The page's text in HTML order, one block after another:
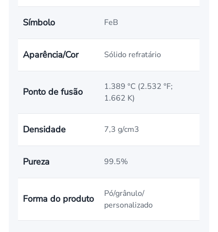
Símbolo FeB
Aparência/Cor Sólido refratário
Ponto de fusão
1.389 °C (2.532 °F;
1.662 K)
Densidade 7,3 g/cm3
Pureza 99.5%
Forma do produto
Pó/grânulo/
personalizado